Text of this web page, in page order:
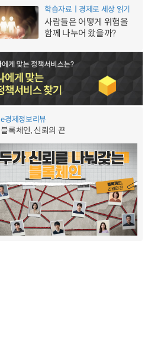
학습자료ㅣ경제로 세상 읽기
사람들은 어떻게 위험을
함께 나누어 왔을까?
e경제정보리뷰
블록체인, 신뢰의 끈